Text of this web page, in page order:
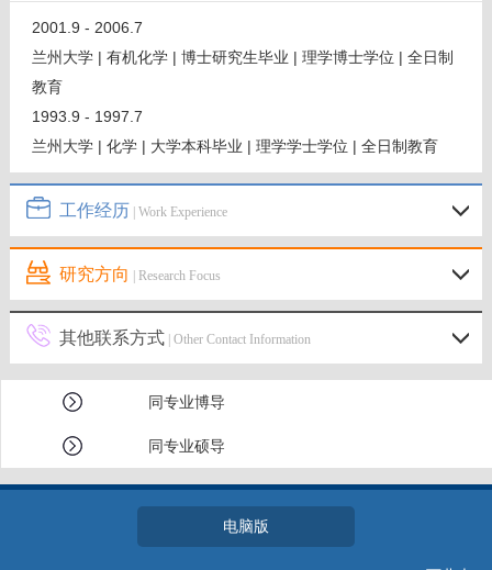
2001.9 - 2006.7
兰州大学 | 有机化学 | 博士研究生毕业 | 理学博士学位 | 全日制
教育
1993.9 - 1997.7
兰州大学 | 化学 | 大学本科毕业 | 理学学士学位 | 全日制教育
工作经历 | Work Experience
研究方向 | Research Focus
其他联系方式| Other Contact Information
同专业博导
同专业硕导
电脑版